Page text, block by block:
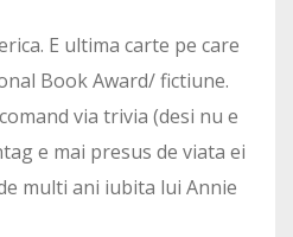
E ultima carte pe care
Book Award/ fictiune.
via trivia (desi nu e
e mai presus de viata ei
multi ani iubita lui Annie